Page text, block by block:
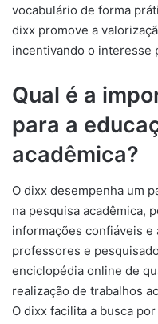
vocabulário de forma
dixx promove a
incentivando o interesse
Qual é a
para a
acadêmica?
O dixx desempenha um
na pesquisa acadêmica,
informações confiáveis e
professores e
enciclopédia online de
realização de trabalhos
O dixx facilita a busca